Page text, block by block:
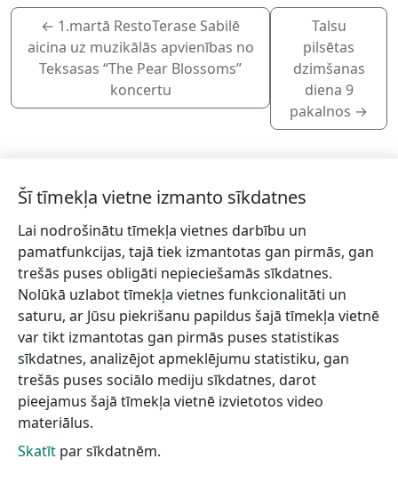
← 1.martā RestoTerase Sabilē
aicina uz muzikālās apvienības no
Teksasas “The Pear Blossoms”
koncertu
Talsu
pilsētas
dzimšanas
diena 9
pakalnos →
Piesakies jaunumiem!
Pieraksties jaunumiem e-pastā un nepalaid garām
jaunākās aktualitātes.
Vēlos saņemt jaunumus uz norādīto e-pasta adresi.
Šī tīmekļa vietne izmanto sīkdatnes
Lai nodrošinātu tīmekļa vietnes darbību un
pamatfunkcijas, tajā tiek izmantotas gan pirmās, gan
trešās puses obligāti nepieciešamās sīkdatnes.
Nolūkā uzlabot tīmekļa vietnes funkcionalitāti un
saturu, ar Jūsu piekrišanu papildus šajā tīmekļa vietnē
var tikt izmantotas gan pirmās puses statistikas
sīkdatnes, analizējot apmeklējumu statistiku, gan
trešās puses sociālo mediju sīkdatnes, darot
pieejamus šajā tīmekļa vietnē izvietotos video
materiālus.
Skatīt par sīkdatnēm.